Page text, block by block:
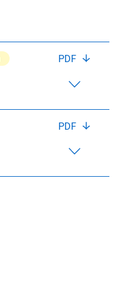
PDF
PDF